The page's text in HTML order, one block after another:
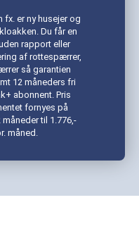
er ny husejer og
Du får en
rapport eller
af rottespærrer,
så garantien
12 måneders fri
abonnent. Pris
fornyes på
til 1.776,-
måned.